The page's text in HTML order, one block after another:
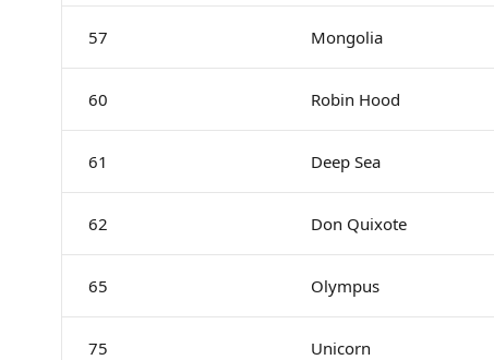
57 Mongolia
60 Robin Hood
61 Deep Sea
62 Don Quixote
65 Olympus
75 Unicorn